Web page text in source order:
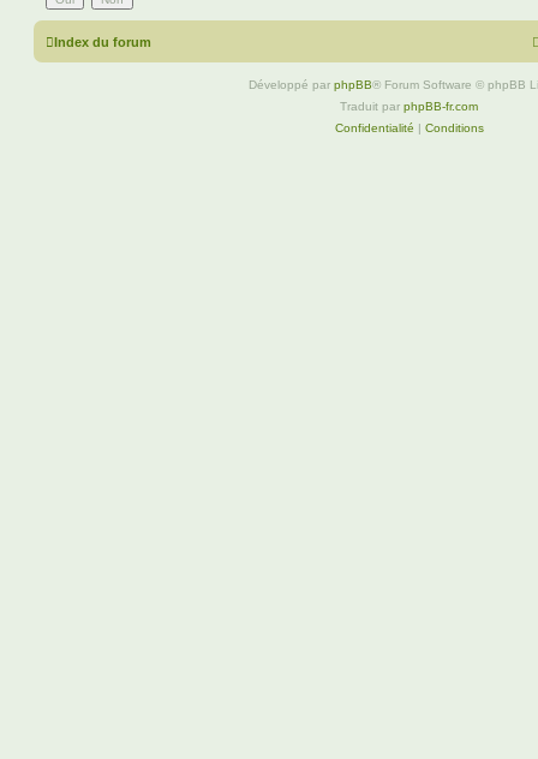
Index du forum
Développé par phpBB® Forum Software © phpBB
Traduit par phpBB-fr.com
Confidentialité | Conditions